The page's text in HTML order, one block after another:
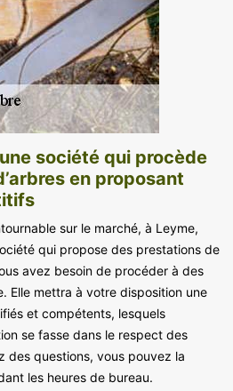
société qui procède
en proposant
sur le marché, à Leyme,
qui propose des prestations de
avez besoin de procéder à des
Elle mettra à votre disposition une
et compétents, lesquels
se fasse dans le respect des
des questions, vous pouvez la
les heures de bureau.